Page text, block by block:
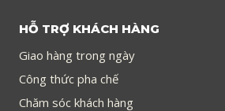
HỖ TRỢ KHÁCH HÀNG
Giao hàng trong ngày
Công thức pha chế
Chăm sóc khách hàng